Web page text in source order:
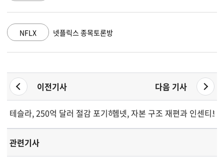
GOOGL
이전기사 다음 기사
테슬라, 250억 달러 절감 포기하고 AI 꿈에 투자했지만 큰 장애
헴넷, 자본 구조 재편과 인센티
관련기사